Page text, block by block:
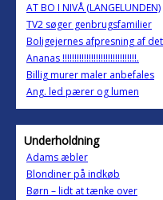
AT BO I NIVÅ (LANGELUNDEN)
TV2 søger genbrugsfamilier
Boligejernes afpresning af
Ananas !!!!!!!!!!!!!!!!!!!!!!!!!!!!!!!.
Billig murer maler anbefales
Ang. led pærer og lumen
Underholdning
Adams æbler
Blondiner på indkøb
Børn – lidt at tænke over